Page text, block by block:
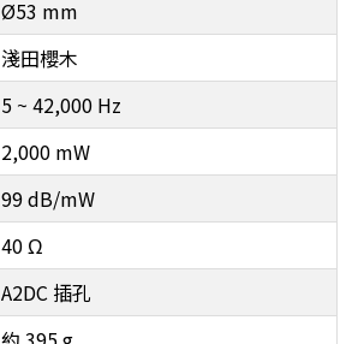
Ø53 mm
淺田櫻木
5 ~ 42,000 Hz
2,000 mW
99 dB/mW
40 Ω
A2DC 插孔